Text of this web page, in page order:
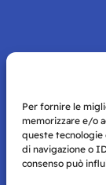
Per fornire le
memorizzare e/o
queste tecnologie
di navigazione o
consenso può